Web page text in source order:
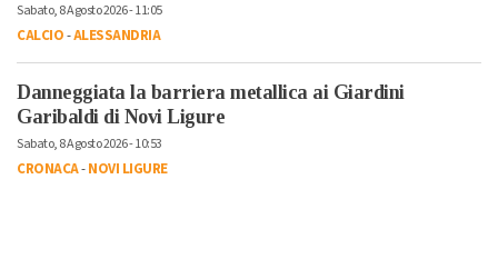
Sabato, 8 Agosto 2026 - 11:05
CALCIO-ALESSANDRIA
Danneggiata la barriera metallica ai Giardini
Garibaldi di Novi Ligure
Sabato, 8 Agosto 2026 - 10:53
CRONACA-NOVI LIGURE